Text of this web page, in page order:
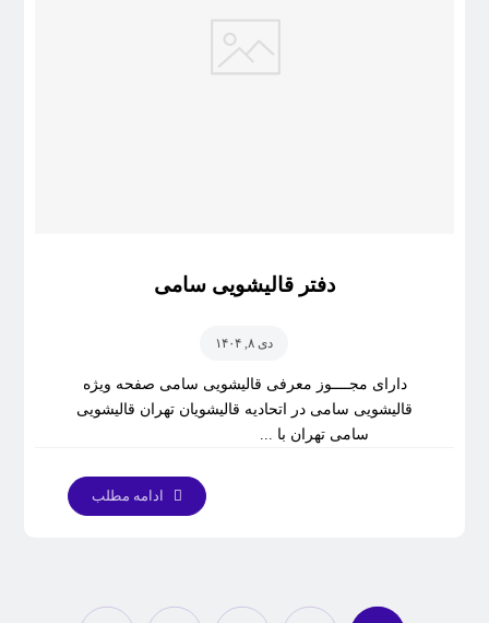
دفتر قالیشویی سامی
دی ۸, ۱۴۰۴
دارای مجــــوز معرفی قالیشویی سامی صفحه ویژه
قالیشویی سامی در اتحادیه قالیشویان تهران قالیشویی
سامی تهران با ...
ادامه مطلب